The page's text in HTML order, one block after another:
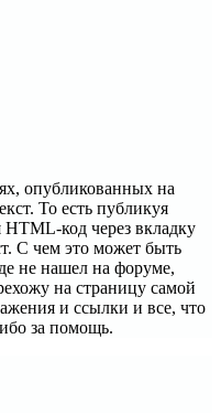
опубликованных на
То есть публикуя
код через вкладку
С чем это может быть
не нашел на форуме,
на страницу самой
и ссылки и все, что
за помощь.